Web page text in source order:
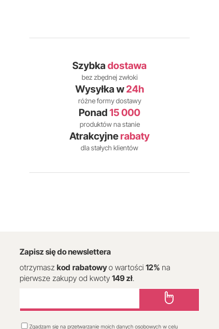
Szybkadostawa
bez zbędnej zwłoki
Wysyłka w24h
różne formy dostawy
Ponad 15 000
produktów na stanie
Atrakcyjne rabaty
dla stałych klientów
Zapisz się do newslettera
otrzymasz kod rabatowyo wartości 12% na
pierwsze zakupy od kwoty 149 zł.
Zgadzam się na przetwarzanie moich danych osobowych w celu